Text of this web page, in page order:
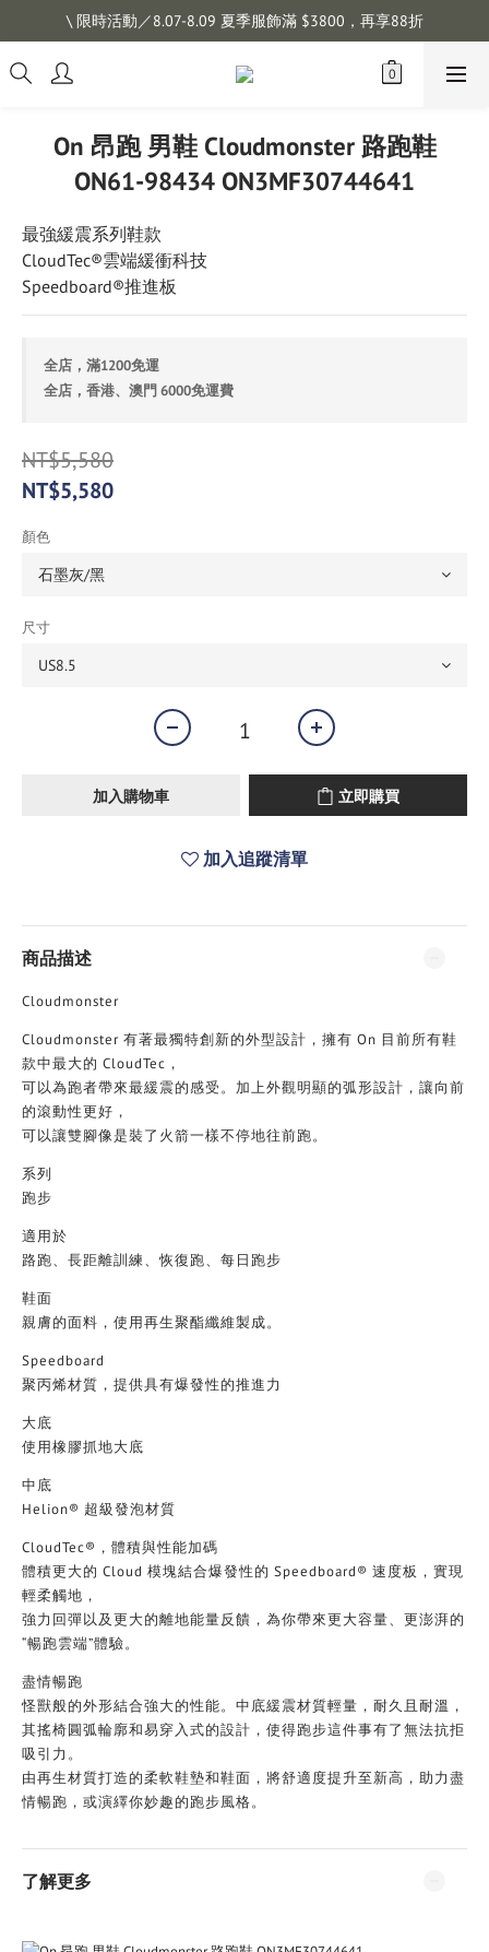
註冊會員拿購物金 $100，滿$1200免運
\ 限時活動／8.07-8.09 夏季服飾滿 $3800，再享88折
註冊會員拿購物金 $100，滿$1200免運
On 昂跑 男鞋 Cloudmonster 路跑鞋
ON61-98434 ON3MF30744641
最強緩震系列鞋款
CloudTec®雲端緩衝科技
Speedboard®推進板
全店，滿1200免運
全店，香港、澳門 6000免運費
NT$5,580
NT$5,580
顏色
尺寸
加入購物車 立即購買
加入追蹤清單
商品描述
Cloudmonster
Cloudmonster 有著最獨特創新的外型設計，擁有 On 目前所有鞋
款中最大的 CloudTec，
可以為跑者帶來最緩震的感受。加上外觀明顯的弧形設計，讓向前
的滾動性更好，
可以讓雙腳像是裝了火箭一樣不停地往前跑。
系列
跑步
適用於
路跑、長距離訓練、恢復跑、每日跑步
鞋面
親膚的面料，使用再生聚酯纖維製成。
Speedboard
聚丙烯材質，提供具有爆發性的推進力
大底
使用橡膠抓地大底
中底
Helion® 超級發泡材質
CloudTec®，體積與性能加碼
體積更大的 Cloud 模塊結合爆發性的 Speedboard® 速度板，實現
輕柔觸地，
強力回彈以及更大的離地能量反饋，為你帶來更大容量、更澎湃的
“暢跑雲端”體驗。
盡情暢跑
怪獸般的外形結合強大的性能。中底緩震材質輕量，耐久且耐溫，
其搖椅圓弧輪廓和易穿入式的設計，使得跑步這件事有了無法抗拒
吸引力。
由再生材質打造的柔軟鞋墊和鞋面，將舒適度提升至新高，助力盡
情暢跑，或演繹你妙趣的跑步風格。
了解更多